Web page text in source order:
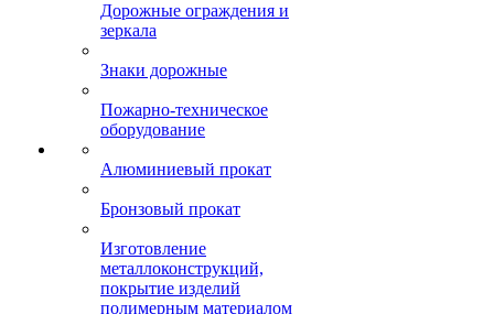
Дорожные ограждения и
зеркала
Знаки дорожные
Пожарно-техническое
оборудование
Алюминиевый прокат
Бронзовый прокат
Изготовление
металлоконструкций,
покрытие изделий
полимерным материалом